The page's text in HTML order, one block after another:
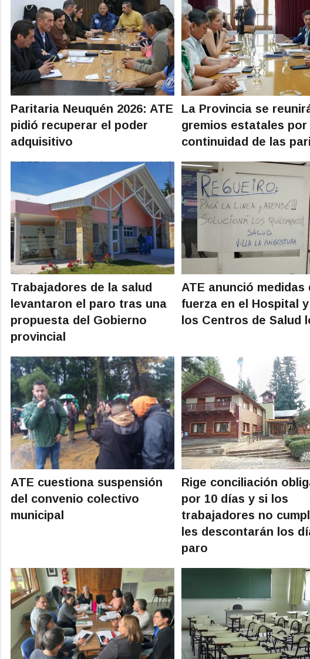
Paritaria Neuquén 2026: ATE
pidió recuperar el poder
adquisitivo
La Provincia se
gremios estatales por
continuidad de las
Trabajadores de la salud
levantaron el paro tras una
propuesta del Gobierno
provincial
ATE anunció medidas
fuerza en el Hospital
los Centros de Salud
ATE cuestiona suspensión
del convenio colectivo
municipal
Rige conciliación
por 10 días y si los
trabajadores no
les descontarán los
paro